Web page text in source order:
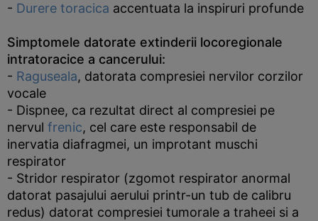
- Durere toracica accentuata la inspiruri profunde
Simptomele datorate extinderii locoregionale
intratoracice a cancerului:
- Raguseala, datorata compresiei nervilor corzilor
vocale
- Dispnee, ca rezultat direct al compresiei pe
nervul frenic, cel care este responsabil de
inervatia diafragmei, un improtant muschi
respirator
- Stridor respirator (zgomot respirator anormal
datorat pasajului aerului printr-un tub de calibru
redus) datorat compresiei tumorale a traheei si a